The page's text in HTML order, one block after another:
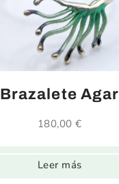
Brazalete Agar
180,00€
Leer más